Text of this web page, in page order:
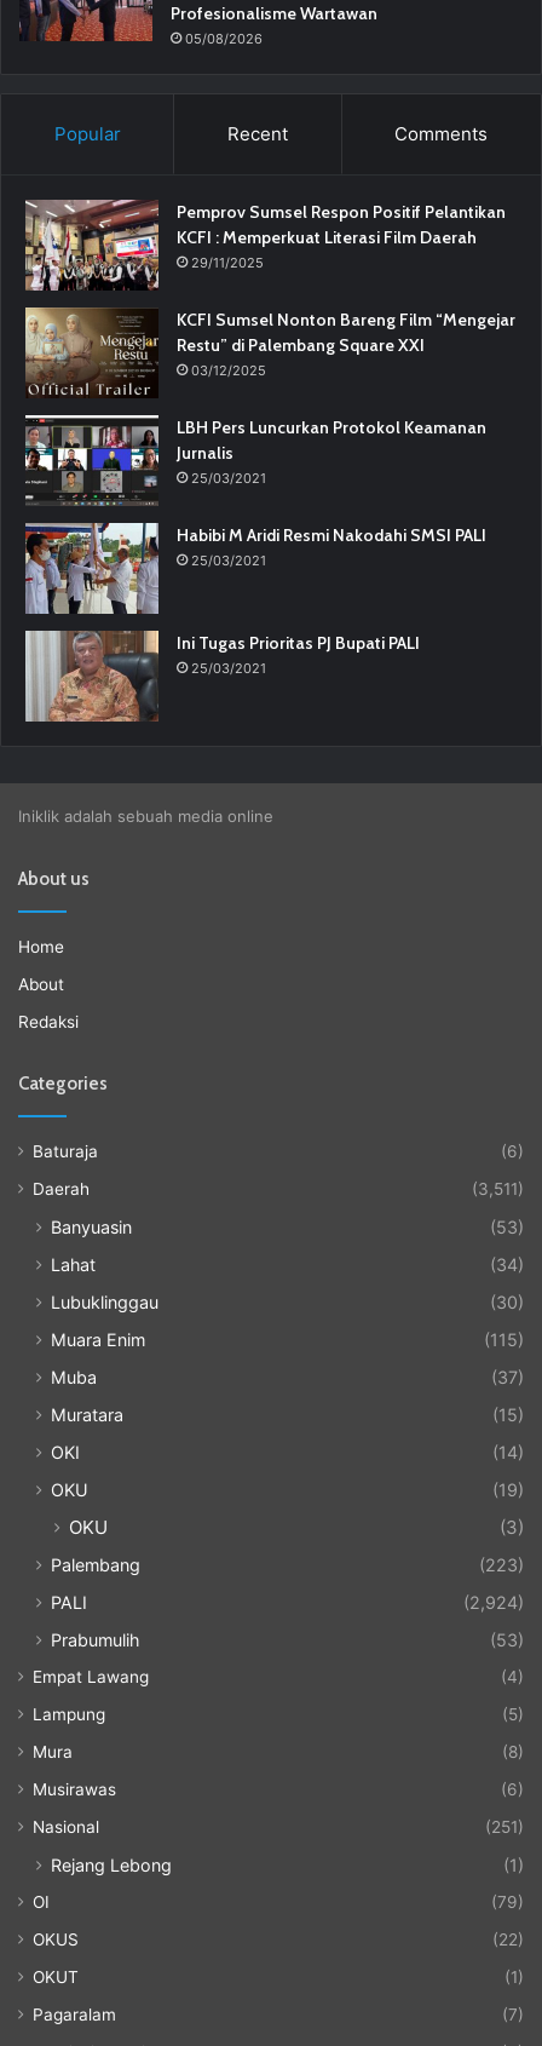
Profesionalisme Wartawan
05/08/2026
Popular Recent Comments
Pemprov Sumsel Respon Positif Pelantikan
KCFI : Memperkuat Literasi Film Daerah
29/11/2025
KCFI Sumsel Nonton Bareng Film “Mengejar
Restu” di Palembang Square XXI
03/12/2025
LBH Pers Luncurkan Protokol Keamanan
Jurnalis
25/03/2021
Habibi M Aridi Resmi Nakodahi SMSI PALI
25/03/2021
Ini Tugas Prioritas PJ Bupati PALI
25/03/2021
Iniklik adalah sebuah media online
About us
Home
About
Redaksi
Categories
Baturaja
(6)
Daerah
(3,511)
Banyuasin
(53)
Lahat
(34)
Lubuklinggau
(30)
Muara Enim
(115)
Muba
(37)
Muratara
(15)
OKI
(14)
OKU
(19)
OKU (3)
Palembang
(223)
PALI
(2,924)
Prabumulih
(53)
Empat Lawang
(4)
Lampung
(5)
Mura
(8)
Musirawas
(6)
Nasional
(251)
Rejang Lebong (1)
OI
(79)
OKUS
(22)
OKUT
(1)
Pagaralam
(7)